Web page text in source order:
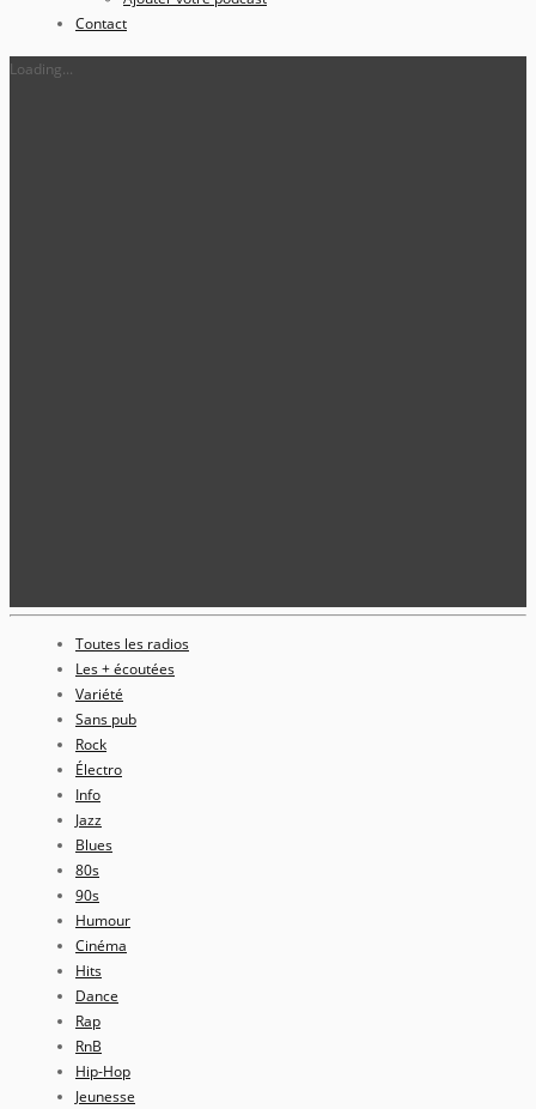
Contact
Loading...
Toutes les radios
Les + écoutées
Variété
Sans pub
Rock
Électro
Info
Jazz
Blues
80s
90s
Humour
Cinéma
Hits
Dance
Rap
RnB
Hip-Hop
Jeunesse